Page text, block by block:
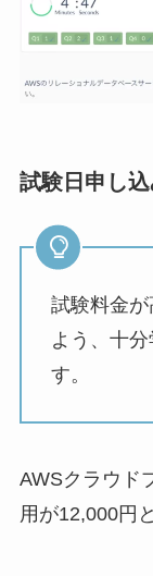
試験日申し込
試験料金
よう、十
す。
AWSクラウド
用が12,000円